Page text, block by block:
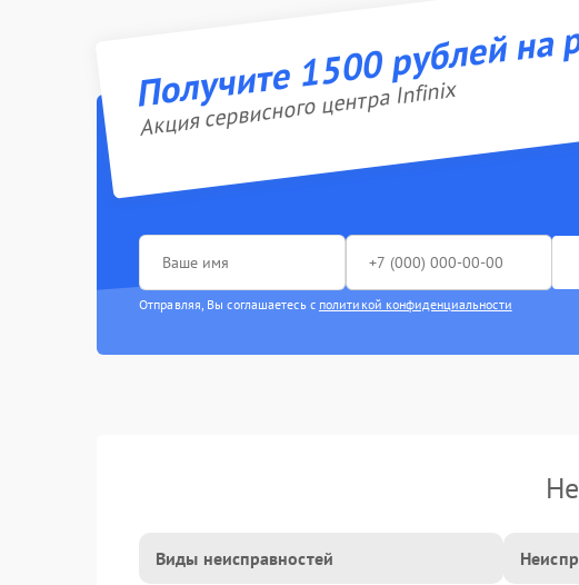
Получите 1500 рублей
Акция сервисного центра Infinix
Отправляя, Вы соглашаетесь с политикой конфиденциальности
Виды неисправностей